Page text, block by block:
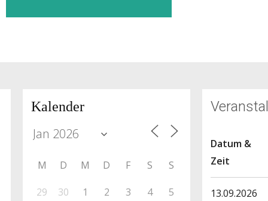
Kalender
M D M D F S S
29 30 1 2 3 4
5
Datum &
Zeit
13.09.2026